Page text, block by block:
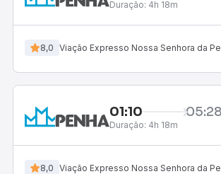
Duração: 4h 18m
8,0 Viação Expresso Nossa Senhora da
01:10 05:28
Duração: 4h 18m
8,0 Viação Expresso Nossa Senhora da